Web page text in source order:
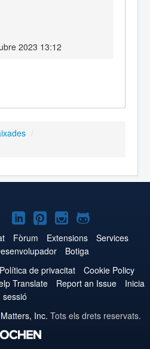
2023 13:12
/
Joomla!
Joomla!
a
LinkedIn
Joomla!
a
Pinterest
Joomla!
a
Instagram
Joomla!
a
GitHub
Fòrum Extensions
Services
Botiga
Política de privacitat
Cookie Policy
Translate Report an Issue
Inicia
sessió
Inc. Tots els drets reservats.